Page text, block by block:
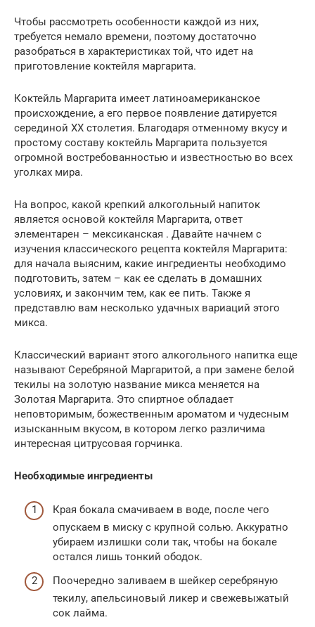
Чтобы рассмотреть особенности каждой из них,
требуется немало времени, поэтому достаточно
разобраться в характеристиках той, что идет на
приготовление коктейля маргарита.
Коктейль Маргарита имеет латиноамериканское
происхождение, а его первое появление датируется
серединой XX столетия. Благодаря отменному вкусу и
простому составу коктейль Маргарита пользуется
огромной востребованностью и известностью во всех
уголках мира.
На вопрос, какой крепкий алкогольный напиток
является основой коктейля Маргарита, ответ
элементарен – мексиканская . Давайте начнем с
изучения классического рецепта коктейля Маргарита:
для начала выясним, какие ингредиенты необходимо
подготовить, затем – как ее сделать в домашних
условиях, и закончим тем, как ее пить. Также я
представлю вам несколько удачных вариаций этого
микса.
Классический вариант этого алкогольного напитка еще
называют Серебряной Маргаритой, а при замене белой
текилы на золотую название микса меняется на
Золотая Маргарита. Это спиртное обладает
неповторимым, божественным ароматом и чудесным
изысканным вкусом, в котором легко различима
интересная цитрусовая горчинка.
Необходимые ингредиенты
Края бокала смачиваем в воде, после чего
опускаем в миску с крупной солью. Аккуратно
убираем излишки соли так, чтобы на бокале
остался лишь тонкий ободок.
Поочередно заливаем в шейкер серебряную
текилу, апельсиновый ликер и свежевыжатый
сок лайма.